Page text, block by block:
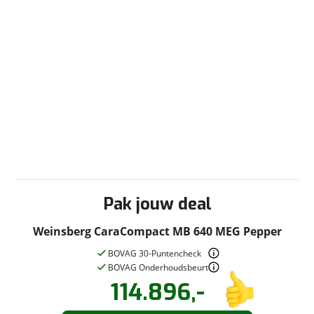
Verwarmde buitenspiegels
Televisie
Televisiebeugel
Afvalwatertank (vast)
Pak jouw deal
Weinsberg CaraCompact MB 640 MEG Pepper
BOVAG 30-Puntencheck
BOVAG Onderhoudsbeurt
114.896,-
Vraag eenproefrit
Stel eenvraag!